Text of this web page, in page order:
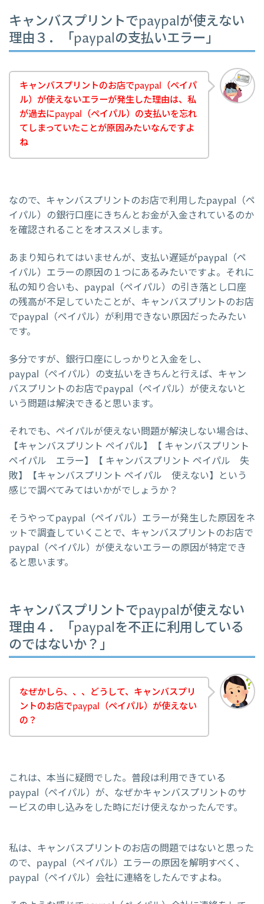
キャンバスプリントでpaypalが使えない
理由３．「paypalの支払いエラー」
キャンバスプリントのお店でpaypal（ペイパ
ル）が使えないエラーが発生した理由は、私
が過去にpaypal（ペイパル）の支払いを忘れ
てしまっていたことが原因みたいなんですよ
ね
なので、キャンバスプリントのお店で利用したpaypal（ペ
イパル）の銀行口座にきちんとお金が入金されているのか
を確認されることをオススメします。
あまり知られてはいませんが、支払い遅延がpaypal（ペ
イパル）エラーの原因の１つにあるみたいですよ。それに
私の知り合いも、paypal（ペイパル）の引き落とし口座
の残高が不足していたことが、キャンバスプリントのお店
でpaypal（ペイパル）が利用できない原因だったみたい
です。
多分ですが、銀行口座にしっかりと入金をし、
paypal（ペイパル）の支払いをきちんと行えば、キャン
バスプリントのお店でpaypal（ペイパル）が使えないと
いう問題は解決できると思います。
それでも、ペイパルが使えない問題が解決しない場合は、
【キャンバスプリント ペイパル】【 キャンバスプリント
ペイパル エラー】【 キャンバスプリント ペイパル 失
敗】【キャンバスプリント ペイパル 使えない】という
感じで調べてみてはいかがでしょうか？
そうやってpaypal（ペイパル）エラーが発生した原因をネ
ットで調査していくことで、キャンバスプリントのお店で
paypal（ペイパル）が使えないエラーの原因が特定でき
ると思います。
キャンバスプリントでpaypalが使えない
理由４．「paypalを不正に利用している
のではないか？」
なぜかしら、、、どうして、キャンバスプリ
ントのお店でpaypal（ペイパル）が使えない
の？
これは、本当に疑問でした。普段は利用できている
paypal（ペイパル）が、なぜかキャンバスプリントのサ
ービスの申し込みをした時にだけ使えなかったんです。
私は、キャンバスプリントのお店の問題ではないと思った
ので、paypal（ペイパル）エラーの原因を解明すべく、
paypal（ペイパル）会社に連絡をしたんですよね。